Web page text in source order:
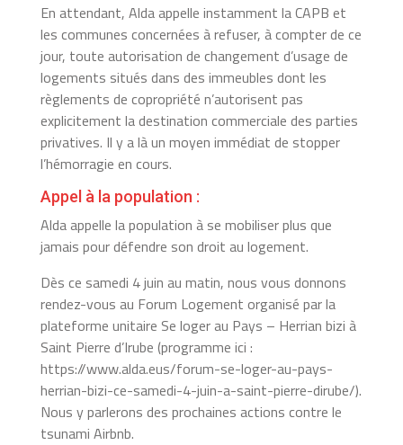
En attendant, Alda appelle instamment la CAPB et
les communes concernées à refuser, à compter de ce
jour, toute autorisation de changement d’usage de
logements situés dans des immeubles dont les
règlements de copropriété n’autorisent pas
explicitement la destination commerciale des parties
privatives. Il y a là un moyen immédiat de stopper
l’hémorragie en cours.
Appel à la population :
Alda appelle la population à se mobiliser plus que
jamais pour défendre son droit au logement.
Dès ce samedi 4 juin au matin, nous vous donnons
rendez-vous au Forum Logement organisé par la
plateforme unitaire Se loger au Pays – Herrian bizi à
Saint Pierre d’Irube (programme ici :
https://www.alda.eus/forum-se-loger-au-pays-
herrian-bizi-ce-samedi-4-juin-a-saint-pierre-dirube/).
Nous y parlerons des prochaines actions contre le
tsunami Airbnb.